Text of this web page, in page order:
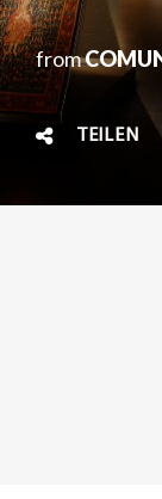
from
TEILEN